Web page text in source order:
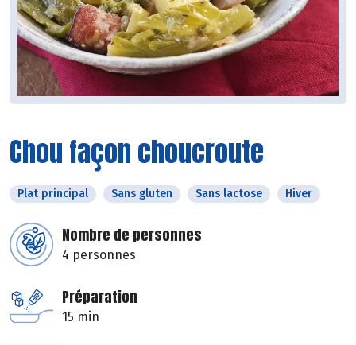
Chou façon choucroute
Plat principal Sans gluten Sans lactose Hiver
Nombre de personnes
4 personnes
Préparation
15 min